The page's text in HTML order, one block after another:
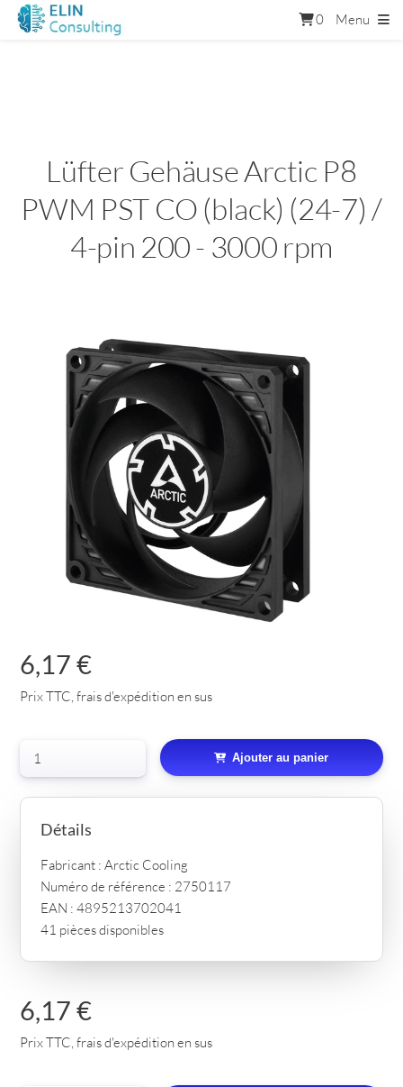
0 Menu
Lüfter Gehäuse Arctic P8
PWM PST CO (black) (24-7) /
4-pin 200 - 3000 rpm
6,17 €
Prix TTC, frais d'expédition en sus
Ajouter au panier
Détails
Fabricant : Arctic Cooling
Numéro de référence : 2750117
EAN : 4895213702041
41 pièces disponibles
6,17 €
Prix TTC, frais d'expédition en sus